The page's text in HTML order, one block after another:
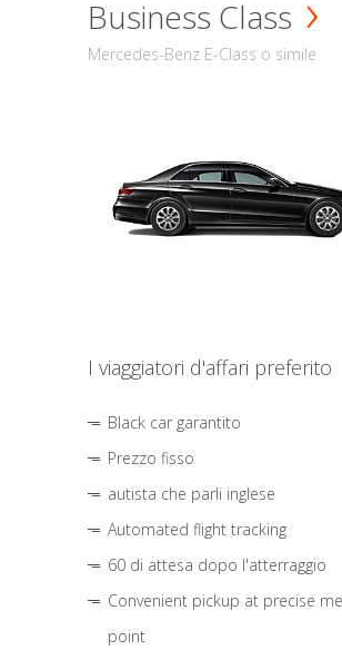
Business Class
Mercedes-Benz E-Class o simile
I viaggiatori d'affari preferito
Black car garantito
Prezzo fisso
autista che parli inglese
Automated flight tracking
60 di attesa dopo l'atterraggio
Convenient pickup at precise
point